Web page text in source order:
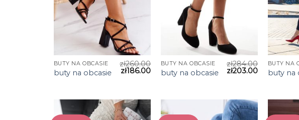
BUTY NA OBCASIE
buty na obcasie
zł260.00
zł186.00
BUTY NA OBCASIE
buty na obcasie
zł284.00
zł203.00
BUTY NA
buty na